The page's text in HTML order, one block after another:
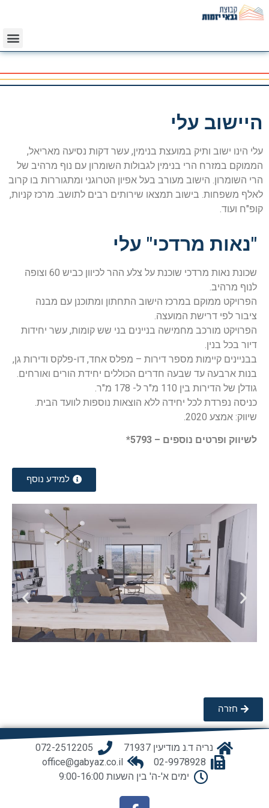
היישוב עלי
עלי הינו ישוב ותיק במועצת בנימין, עשר דקות נסיעה מאריאל,
הממוקם במזרח הרי בנימין לגבולות השומרון עם נוף מרהיב של
הרי השומרון. הישוב מעורב בעל אפיון הטרוגני ומתגוררות בו קרוב
לאלף משפחות. בישוב תמצאו שירותים רבים לתושב. מרכז קניות,
קופ"ח ועוד.
"נאות מרדכי" עלי
שכונת נאות מרדכי שוכנת על צלע ההר לכיוון כביש 60 וצופה
לנוף מרהיב.
הפרויקט ממוקם במרכז הישוב התחתון ומתוכנן עם מבנה
ציבור לפי דרישת המועצה.
הפרויקט מורכב מחמישה בניינים בני שש קומות, עשר יחידות
דיור בכל בנין.
בבניינים קיימות מספר דירות – מפלס אחד, דו-פלקס ודירות גן,
בנות ארבעה עד שבעה חדרים הכוללים יחידת הורים ואורחים.
גודלן של הדירות בין 110 מ"ר ל- 178 מ"ר.
כניסה נפרדת לכל יחידה ללא הוצאות נוספות לוועד הבית.
שיווק: אמצע 2020.
לשיווק ופרטים נוספים – 5793*
למידע נוסף
חזרה
נריה ד.נ מודיעין 71937
072-2512205
02-9978928
office@gabyaz.co.il
ימים א'-ה' בין השעות 9:00-16:00